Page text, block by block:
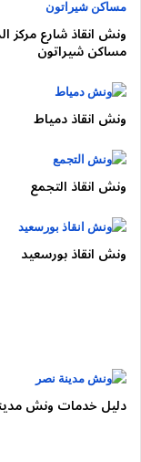
لماذا
إنقاذ
اختلاف مفاجئ
شاحنات نقل ثقيل
نزلات ومخارج
احتمالية حوادث
لذلك لا يصلح أي ونش
تقسيم
ونش انقاذ شارع مركز
مساكن شيراتون
ونش انقاذ دمياط
ونش انقاذ التجمع
ونش انقاذ بورسعيد
دليل خدمات ونش